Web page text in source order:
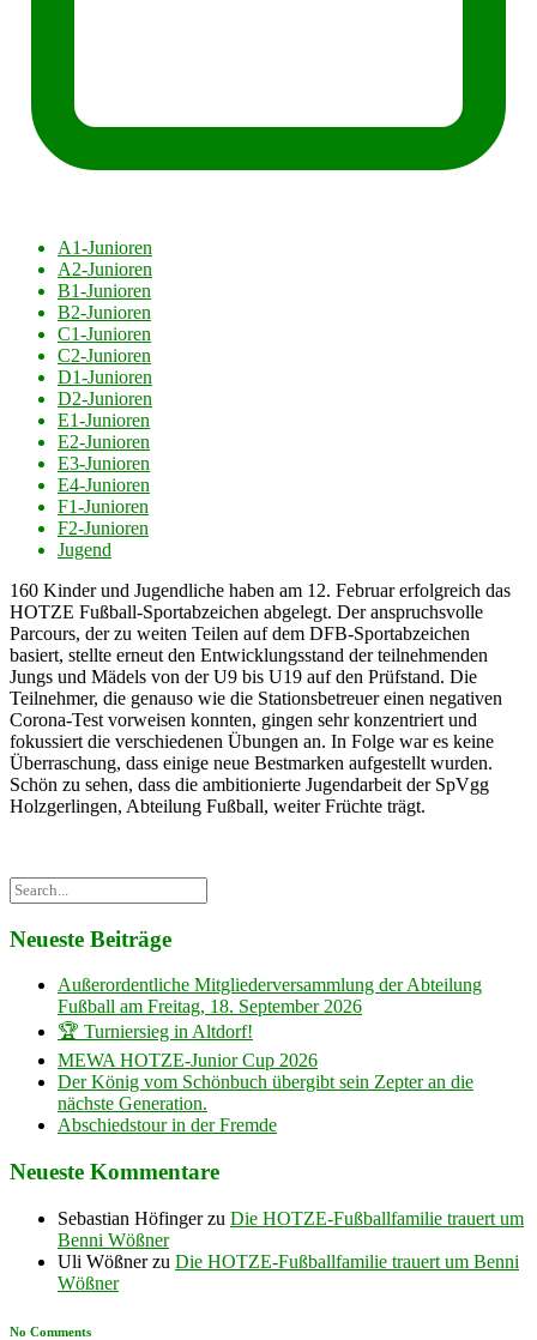
A1-Junioren
A2-Junioren
B1-Junioren
B2-Junioren
C1-Junioren
C2-Junioren
D1-Junioren
D2-Junioren
E1-Junioren
E2-Junioren
E3-Junioren
E4-Junioren
F1-Junioren
F2-Junioren
Jugend
160 Kinder und Jugendliche haben am 12. Februar erfolgreich das
HOTZE Fußball-Sportabzeichen abgelegt. Der anspruchsvolle
Parcours, der zu weiten Teilen auf dem DFB-Sportabzeichen
basiert, stellte erneut den Entwicklungsstand der teilnehmenden
Jungs und Mädels von der U9 bis U19 auf den Prüfstand. Die
Teilnehmer, die genauso wie die Stationsbetreuer einen negativen
Corona-Test vorweisen konnten, gingen sehr konzentriert und
fokussiert die verschiedenen Übungen an. In Folge war es keine
Überraschung, dass einige neue Bestmarken aufgestellt wurden.
Schön zu sehen, dass die ambitionierte Jugendarbeit der SpVgg
Holzgerlingen, Abteilung Fußball, weiter Früchte trägt.
Neueste Beiträge
Außerordentliche Mitgliederversammlung der Abteilung
Fußball am Freitag, 18. September 2026
🏆 Turniersieg in Altdorf!
MEWA HOTZE-Junior Cup 2026
Der König vom Schönbuch übergibt sein Zepter an die
nächste Generation.
Abschiedstour in der Fremde
Neueste Kommentare
Sebastian Höfingerzu Die HOTZE-Fußballfamilie trauert um
Benni Wößner
Uli Wößnerzu Die HOTZE-Fußballfamilie trauert um Benni
Wößner
No Comments